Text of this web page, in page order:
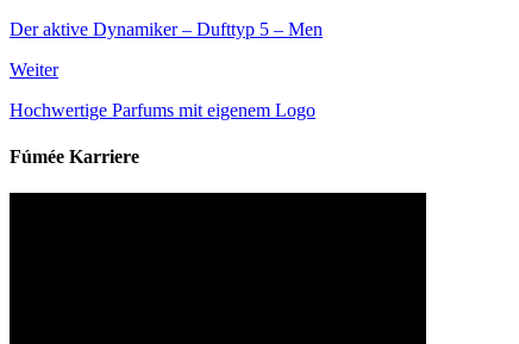
Der aktive Dynamiker – Dufttyp 5 – Men
Weiter
Hochwertige Parfums mit eigenem Logo
Fúmée Karriere